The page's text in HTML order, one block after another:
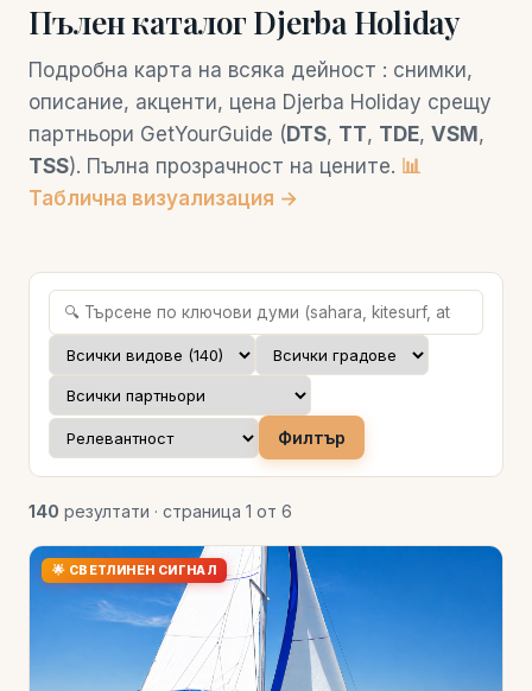
Пълен каталог Djerba Holiday
Подробна карта на всяка дейност : снимки,
описание, акценти, цена Djerba Holiday срещу
партньори GetYourGuide ( DTS, TT, TDE, VSM ,
TSS). Пълна прозрачност на цените. 📊
Таблична визуализация →
Филтър
140 резултати · страница 1 от 6
🌟 СВЕТЛИНЕН СИГНАЛ